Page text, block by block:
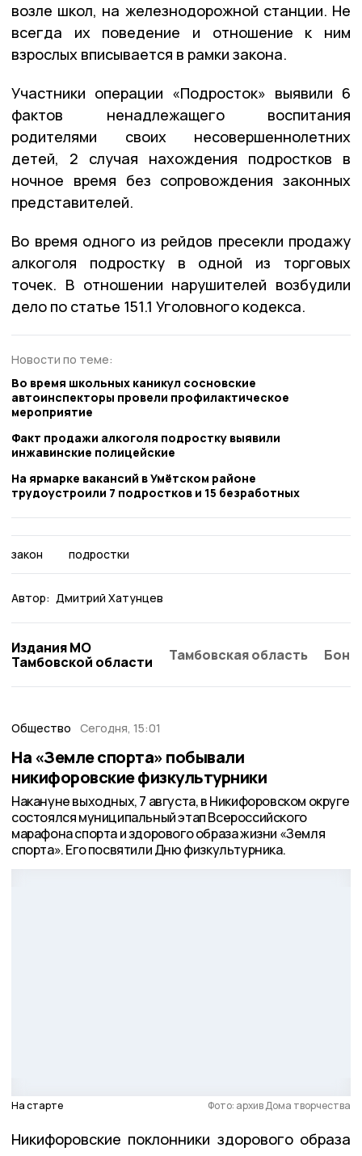
возле школ, на железнодорожной станции. Не
всегда их поведение и отношение к ним
взрослых вписывается в рамки закона.
Участники операции «Подросток» выявили 6
фактов ненадлежащего воспитания
родителями своих несовершеннолетних
детей, 2 случая нахождения подростков в
ночное время без сопровождения законных
представителей.
Во время одного из рейдов пресекли продажу
алкоголя подростку в одной из торговых
точек. В отношении нарушителей возбудили
дело по статье 151.1 Уголовного кодекса.
Новости по теме:
Во время школьных каникул сосновские
автоинспекторы провели профилактическое
мероприятие
Факт продажи алкоголя подростку выявили
инжавинские полицейские
На ярмарке вакансий в Умётском районе
трудоустроили 7 подростков и 15 безработных
закон подростки
Автор: Дмитрий Хатунцев
Издания МО
Тамбовской области
Тамбовская область
Общество Сегодня, 15:01
На «Земле спорта» побывали
никифоровские физкультурники
Накануне выходных, 7 августа, в Никифоровском округе
состоялся муниципальный этап Всероссийского
марафона спорта и здорового образа жизни «Земля
спорта». Его посвятили Дню физкультурника.
На старте Фото: архив Дома творчества
Никифоровские поклонники здорового образа